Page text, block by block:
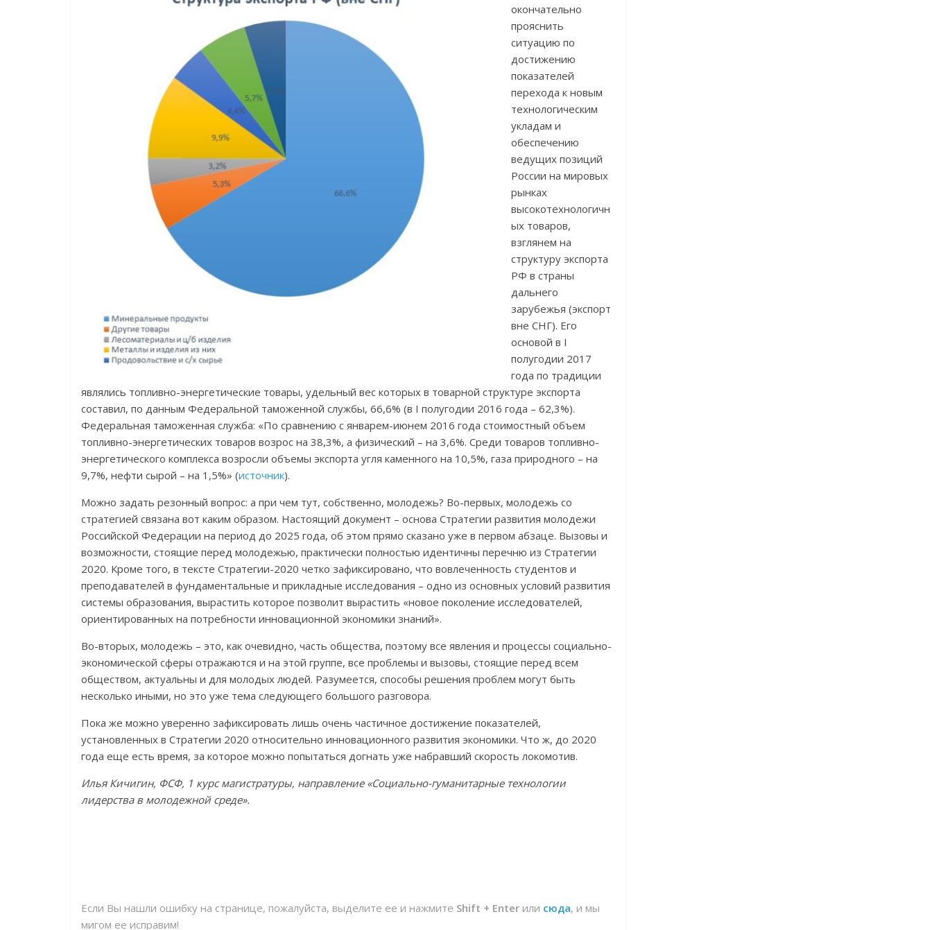
окончательно
прояснить
ситуацию по
достижению
показателей
перехода к новым
технологическим
укладам и
обеспечению
ведущих позиций
России на мировых
рынках
высокотехнологичн
ых товаров,
взглянем на
структуру экспорта
РФ в страны
дальнего
зарубежья (экспорт
вне СНГ). Его
основой в I
полугодии 2017
года по традиции
являлись топливно-энергетические товары, удельный вес которых в товарной структуре экспорта
составил, по данным Федеральной таможенной службы, 66,6% (в I полугодии 2016 года – 62,3%).
Федеральная таможенная служба: «По сравнению с январем-июнем 2016 года стоимостный объем
топливно-энергетических товаров возрос на 38,3%, а физический – на 3,6%. Среди товаров топливно-
энергетического комплекса возросли объемы экспорта угля каменного на 10,5%, газа природного – на
9,7%, нефти сырой – на 1,5%» (источник).
Можно задать резонный вопрос: а при чем тут, собственно, молодежь? Во-первых, молодежь со
стратегией связана вот каким образом. Настоящий документ – основа Стратегии развития молодежи
Российской Федерации на период до 2025 года, об этом прямо сказано уже в первом абзаце. Вызовы и
возможности, стоящие перед молодежью, практически полностью идентичны перечню из Стратегии
2020. Кроме того, в тексте Стратегии-2020 четко зафиксировано, что вовлеченность студентов и
преподавателей в фундаментальные и прикладные исследования – одно из основных условий развития
системы образования, вырастить которое позволит вырастить «новое поколение исследователей,
ориентированных на потребности инновационной экономики знаний».
Во-вторых, молодежь – это, как очевидно, часть общества, поэтому все явления и процессы социально-
экономической сферы отражаются и на этой группе, все проблемы и вызовы, стоящие перед всем
обществом, актуальны и для молодых людей. Разумеется, способы решения проблем могут быть
несколько иными, но это уже тема следующего большого разговора.
Пока же можно уверенно зафиксировать лишь очень частичное достижение показателей,
установленных в Стратегии 2020 относительно инновационного развития экономики. Что ж, до 2020
года еще есть время, за которое можно попытаться догнать уже набравший скорость локомотив.
Илья Кичигин, ФСФ, 1 курс магистратуры, направление «Социально-гуманитарные технологии
лидерства в молодежной среде».
Если Вы нашли ошибку на странице, пожалуйста, выделите ее и нажмите Shift + Enter или сюда, и мы
мигом ее исправим!